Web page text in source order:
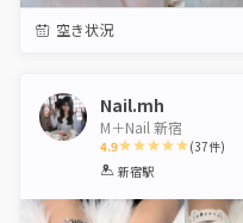
空き状況
Nail.mh
M＋Nail 新宿
4.9
1 2 3
(37件)
新宿駅